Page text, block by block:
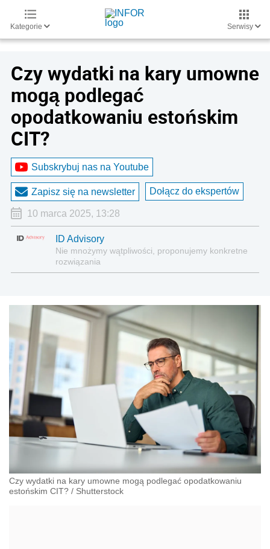
Kategorie Serwisy
Czy wydatki na kary umowne
mogą podlegać
opodatkowaniu estońskim
CIT?
Subskrybuj nas na Youtube
Zapisz się na newsletter Dołącz do ekspertów
10 marca 2025, 13:28
ID Advisory
Nie mnożymy wątpliwości, proponujemy konkretne
rozwiązania
Czy wydatki na kary umowne mogą podlegać opodatkowaniu
estońskim CIT? / Shutterstock